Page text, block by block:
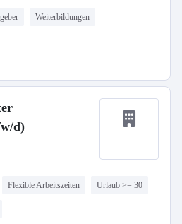
Weiterbildungen
d)
Flexible Arbeitszeiten Urlaub >= 30